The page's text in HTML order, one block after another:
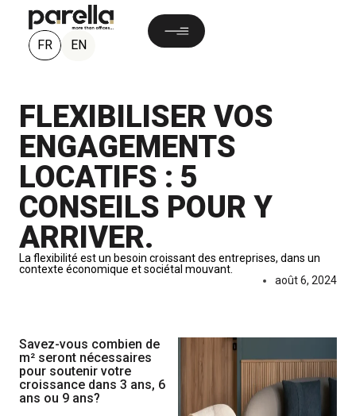
FR EN
FLEXIBILISER VOS
ENGAGEMENTS
LOCATIFS : 5
CONSEILS POUR Y
ARRIVER.
La flexibilité est un besoin croissant des entreprises, dans un
contexte économique et sociétal mouvant.
août 6, 2024
Savez-vous combien de
m² seront nécessaires
pour soutenir votre
croissance dans 3 ans, 6
ans ou 9 ans?